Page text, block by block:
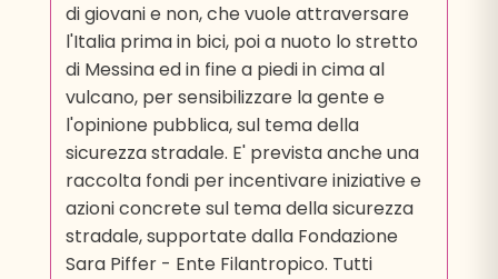
di giovani e non, che vuole attraversare
l'Italia prima in bici, poi a nuoto lo stretto
di Messina ed in fine a piedi in cima al
vulcano, per sensibilizzare la gente e
l'opinione pubblica, sul tema della
sicurezza stradale. E' prevista anche una
raccolta fondi per incentivare iniziative e
azioni concrete sul tema della sicurezza
stradale, supportate dalla Fondazione
Sara Piffer - Ente Filantropico. Tutti